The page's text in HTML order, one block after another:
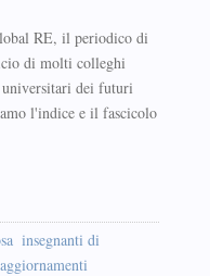
RE, il periodico di
di molti colleghi
universitari dei futuri
l'indice e il fascicolo
insegnanti di
aggiornamenti